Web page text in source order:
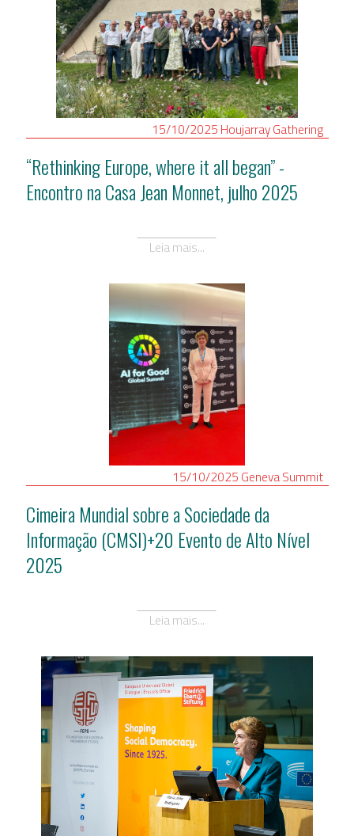
15/10/2025 HoujarrayGathering
“Rethinking Europe, where it all began” -
Encontro na Casa Jean Monnet, julho 2025
Leia mais...
15/10/2025 GenevaSummit
Cimeira Mundial sobre a Sociedade da
Informação (CMSI)+20 Evento de Alto Nível
2025
Leia mais...